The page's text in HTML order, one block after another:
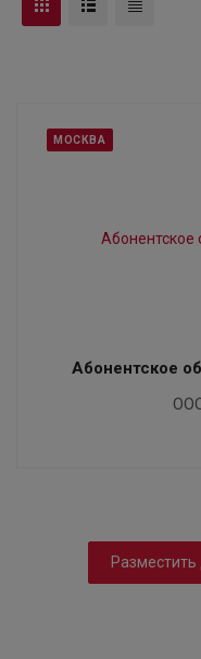
МОСКВА
Абонентское